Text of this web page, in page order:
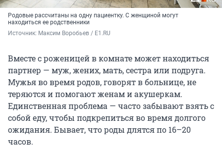
Родовые рассчитаны на одну пациентку. С женщиной могут
находиться ее родственники
Источник: Максим Воробьев / E1.RU
Вместе с роженицей в комнате может находиться
партнер — муж, жених, мать, сестра или подруга.
Мужья во время родов, говорят в больнице, не
теряются и помогают женам и акушеркам.
Единственная проблема — часто забывают взять с
собой еду, чтобы подкрепиться во время долгого
ожидания. Бывает, что роды длятся по 16–20
часов.